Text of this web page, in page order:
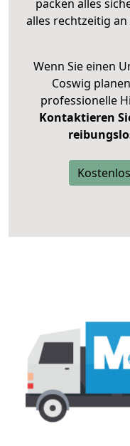
packen alles
alles rechtzeitig
Wenn Sie einen
Coswig
professionelle
Kontaktieren